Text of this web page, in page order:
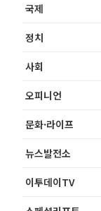
국제
정치
사회
오피니언
문화·라이프
뉴스발전소
이투데이TV